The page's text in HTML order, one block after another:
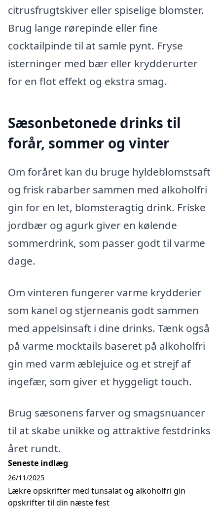
citrusfrugtskiver eller spiselige blomster.
Brug lange rørepinde eller fine
cocktailpinde til at samle pynt. Fryse
isterninger med bær eller krydderurter
for en flot effekt og ekstra smag.
Sæsonbetonede drinks til
forår, sommer og vinter
Om foråret kan du bruge hyldeblomstsaft
og frisk rabarber sammen med alkoholfri
gin for en let, blomsteragtig drink. Friske
jordbær og agurk giver en kølende
sommerdrink, som passer godt til varme
dage.
Om vinteren fungerer varme krydderier
som kanel og stjerneanis godt sammen
med appelsinsaft i dine drinks. Tænk også
på varme mocktails baseret på alkoholfri
gin med varm æblejuice og et strejf af
ingefær, som giver et hyggeligt touch.
Brug sæsonens farver og smagsnuancer
til at skabe unikke og attraktive festdrinks
året rundt.
Seneste indlæg
Lækre opskrifter med tunsalat og alkoholfri gin
opskrifter til din næste fest
26/11/2025